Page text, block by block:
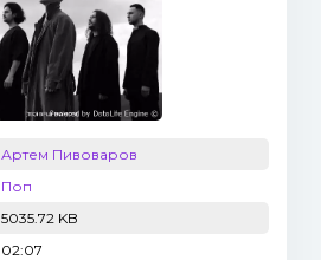
Артем Пивоваров
Поп
5035.72 KB
02:07